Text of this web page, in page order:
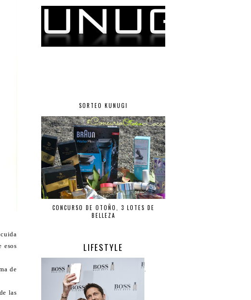
esos
de
las
SORTEO KUNUGI
CONCURSO DE OTOÑO, 3 LOTES DE
BELLEZA
LIFESTYLE
.